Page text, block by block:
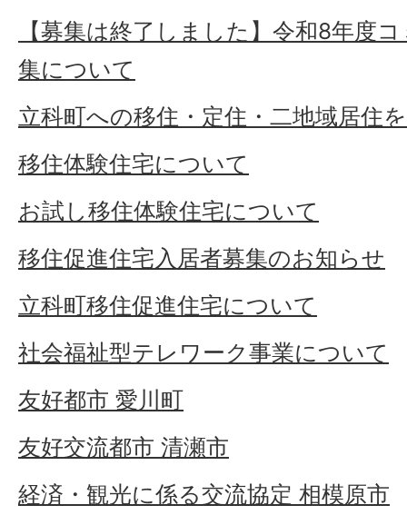
【募集は終了しました】令和8年度
集について
立科町への移住・定住・二地域居住
移住体験住宅について
お試し移住体験住宅について
移住促進住宅入居者募集のお知らせ
立科町移住促進住宅について
社会福祉型テレワーク事業について
友好都市 愛川町
友好交流都市 清瀬市
経済・観光に係る交流協定 相模原市